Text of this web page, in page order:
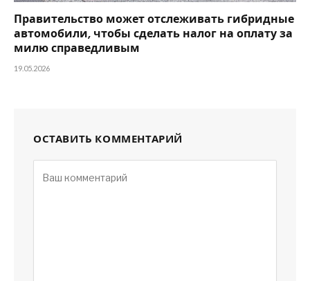
Правительство может отслеживать гибридные
автомобили, чтобы сделать налог на оплату за
милю справедливым
19.05.2026
ОСТАВИТЬ КОММЕНТАРИЙ